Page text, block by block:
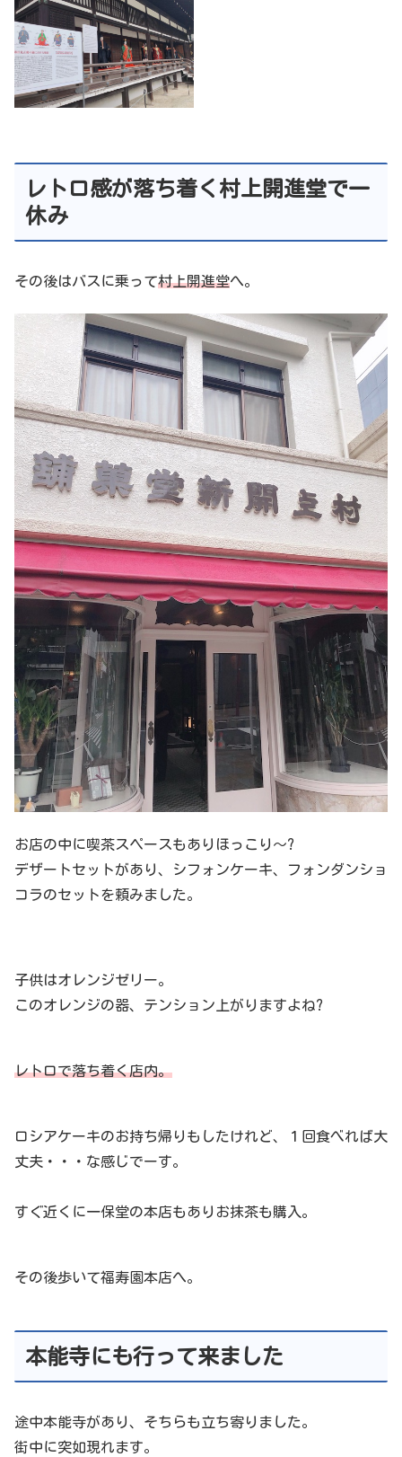
レトロ感が落ち着く村上開進堂で一
休み
その後はバスに乗って村上開進堂へ。
お店の中に喫茶スペースもありほっこり〜?
デザートセットがあり、シフォンケーキ、フォンダンショ
コラのセットを頼みました。
子供はオレンジゼリー。
このオレンジの器、テンション上がりますよね?
レトロで落ち着く店内。
ロシアケーキのお持ち帰りもしたけれど、１回食べれば大
丈夫・・・な感じでーす。
すぐ近くに一保堂の本店もありお抹茶も購入。
その後歩いて福寿園本店へ。
本能寺にも行って来ました
途中本能寺があり、そちらも立ち寄りました。
街中に突如現れます。